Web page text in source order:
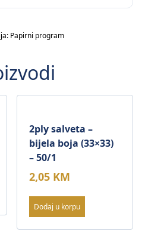
Papirni program
2ply salveta –
bijela boja (33×33)
– 50/1
2,05 KM
Dodaj u korpu